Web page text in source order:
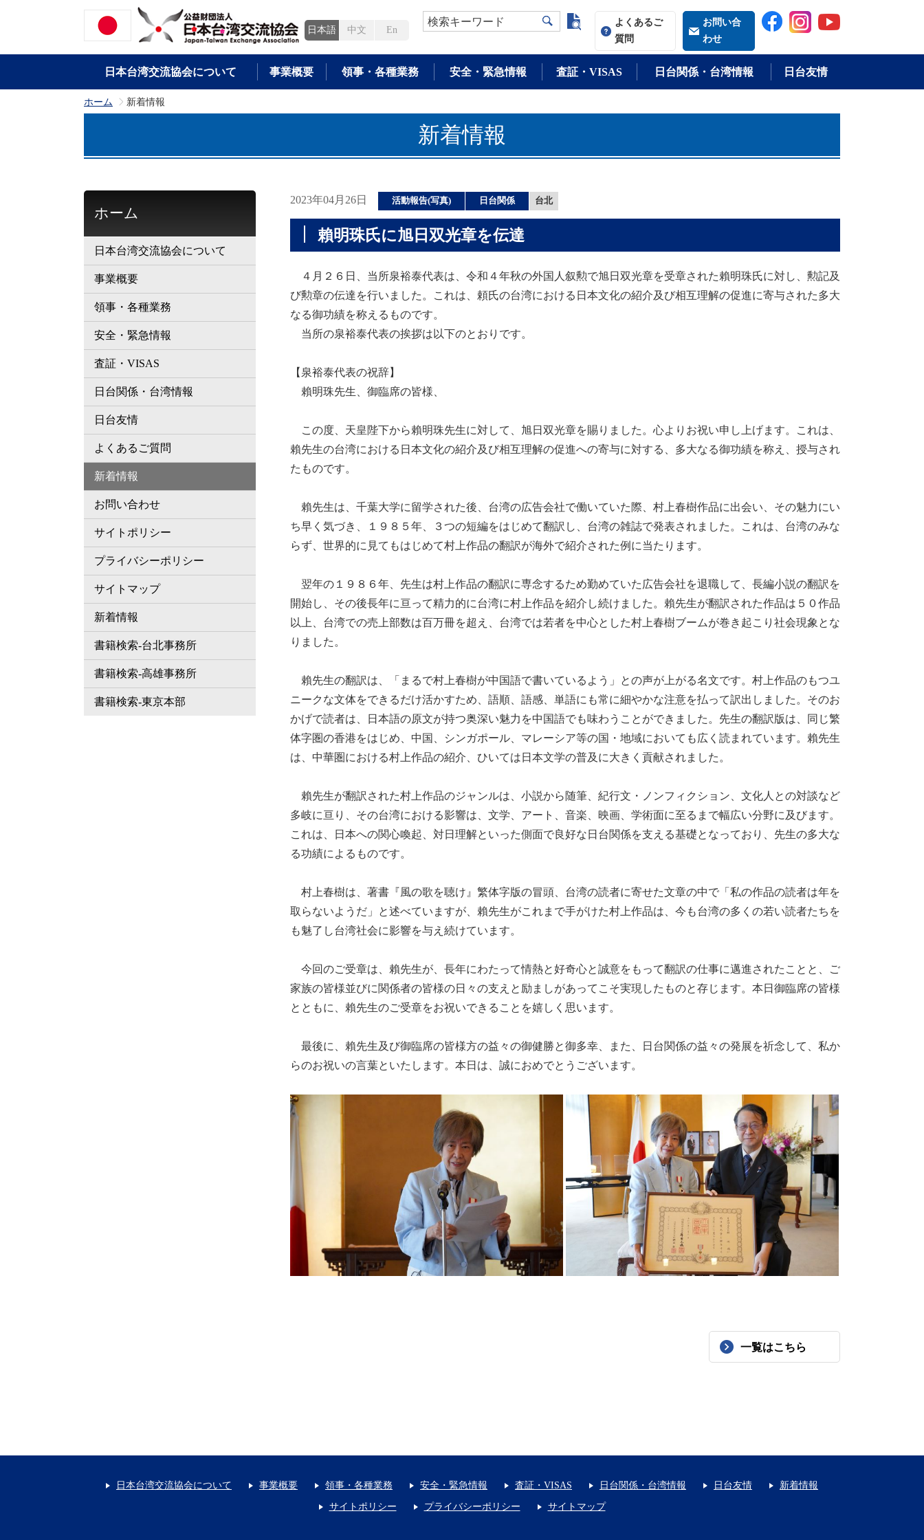
日本語 中文 En
検索キーワード よく検索される語
よくあるご
質問
お問い合
わせ
日本台湾交流協会について 事業概要 領事・各種業務 安全・緊急情報 査証・VISAS 日台関係・台湾情報 日台友情
ホーム >
新着情報
新着情報
2023年04月26日 活動報告(写真) 日台関係 台北
賴明珠氏に旭日双光章を伝達
４月２６日、当所泉裕泰代表は、令和４年秋の外国人叙勲で旭日双光章を受章された賴明珠氏に対し、勲記及
び勲章の伝達を行いました。これは、頼氏の台湾における日本文化の紹介及び相互理解の促進に寄与された多大
なる御功績を称えるものです。
当所の泉裕泰代表の挨拶は以下のとおりです。
【泉裕泰代表の祝辞】
賴明珠先生、御臨席の皆様、
この度、天皇陛下から賴明珠先生に対して、旭日双光章を賜りました。心よりお祝い申し上げます。これは、
賴先生の台湾における日本文化の紹介及び相互理解の促進への寄与に対する、多大なる御功績を称え、授与され
たものです。
賴先生は、千葉大学に留学された後、台湾の広告会社で働いていた際、村上春樹作品に出会い、その魅力にい
ち早く気づき、１９８５年、３つの短編をはじめて翻訳し、台湾の雑誌で発表されました。これは、台湾のみな
らず、世界的に見てもはじめて村上作品の翻訳が海外で紹介された例に当たります。
翌年の１９８６年、先生は村上作品の翻訳に専念するため勤めていた広告会社を退職して、長編小説の翻訳を
開始し、その後長年に亘って精力的に台湾に村上作品を紹介し続けました。賴先生が翻訳された作品は５０作品
以上、台湾での売上部数は百万冊を超え、台湾では若者を中心とした村上春樹ブームが巻き起こり社会現象とな
りました。
賴先生の翻訳は、「まるで村上春樹が中国語で書いているよう」との声が上がる名文です。村上作品のもつユ
ニークな文体をできるだけ活かすため、語順、語感、単語にも常に細やかな注意を払って訳出しました。そのお
かげで読者は、日本語の原文が持つ奥深い魅力を中国語でも味わうことができました。先生の翻訳版は、同じ繁
体字圏の香港をはじめ、中国、シンガポール、マレーシア等の国・地域においても広く読まれています。賴先生
は、中華圏における村上作品の紹介、ひいては日本文学の普及に大きく貢献されました。
賴先生が翻訳された村上作品のジャンルは、小説から随筆、紀行文・ノンフィクション、文化人との対談など
多岐に亘り、その台湾における影響は、文学、アート、音楽、映画、学術面に至るまで幅広い分野に及びます。
これは、日本への関心喚起、対日理解といった側面で良好な日台関係を支える基礎となっており、先生の多大な
る功績によるものです。
村上春樹は、著書『風の歌を聴け』繁体字版の冒頭、台湾の読者に寄せた文章の中で「私の作品の読者は年を
取らないようだ」と述べていますが、賴先生がこれまで手がけた村上作品は、今も台湾の多くの若い読者たちを
も魅了し台湾社会に影響を与え続けています。
今回のご受章は、賴先生が、長年にわたって情熱と好奇心と誠意をもって翻訳の仕事に邁進されたことと、ご
家族の皆様並びに関係者の皆様の日々の支えと励ましがあってこそ実現したものと存じます。本日御臨席の皆様
とともに、賴先生のご受章をお祝いできることを嬉しく思います。
最後に、賴先生及び御臨席の皆様方の益々の御健勝と御多幸、また、日台関係の益々の発展を祈念して、私か
らのお祝いの言葉といたします。本日は、誠におめでとうございます。
一覧はこちら
ホーム
日本台湾交流協会について
事業概要
領事・各種業務
安全・緊急情報
査証・VISAS
日台関係・台湾情報
日台友情
よくあるご質問
新着情報
お問い合わせ
サイトポリシー
プライバシーポリシー
サイトマップ
新着情報
書籍検索-台北事務所
書籍検索-高雄事務所
書籍検索-東京本部
日本台湾交流協会について 事業概要 領事・各種業務 安全・緊急情報 査証・VISAS 日台関係・台湾情報 日台友情 新着情報
サイトポリシー プライバシーポリシー サイトマップ